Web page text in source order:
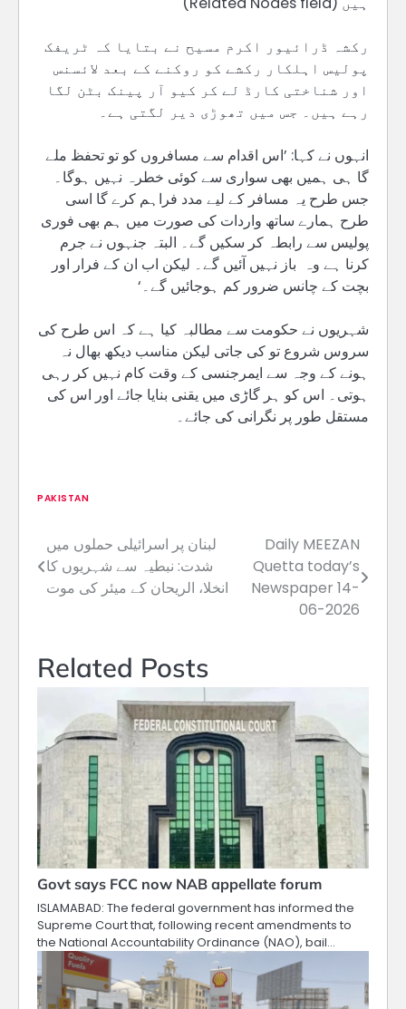
رکشہ ڈرائیور اکرم مسیح نے بتایا کہ ٹریفک
پولیس اہلکار رکشے کو روکنے کے بعد لائسنس
اور شناختی کارڈ لے کر کیو آر پینک بٹن لگا
رہے ہیں۔ جس میں تھوڑی دیر لگتی ہے۔
انہوں نے کہا: ’اس اقدام سے مسافروں کو تو تحفظ ملے
گا ہی ہمیں بھی سواری سے کوئی خطرہ نہیں ہوگا۔
جس طرح یہ مسافر کے لیے مدد فراہم کرے گا اسی
طرح ہمارے ساتھ واردات کی صورت میں ہم بھی فوری
پولیس سے رابطہ کر سکیں گے۔ البتہ جنہوں نے جرم
کرنا ہے وہ باز نہیں آئیں گے۔ لیکن اب ان کے فرار اور
بچت کے چانس ضرور کم ہوجائیں گے۔‘
شہریوں نے حکومت سے مطالبہ کیا ہے کہ اس طرح کی
سروس شروع تو کی جاتی لیکن مناسب دیکھ بھال نہ
ہونے کے وجہ سے ایمرجنسی کے وقت کام نہیں کر رہی
ہوتی۔ اس کو ہر گاڑی میں یقنی بنایا جائے اور اس کی
مستقل طور پر نگرانی کی جائے۔
PAKISTAN
Post
navigation
لبنان پر اسرائیلی حملوں میں
شدت: نبطیہ سے شہریوں کا
انخلا، الریحان کے میئر کی موت
Daily MEEZAN
Quetta today’s
Newspaper 14-
06-2026
Related Posts
Govt says FCC now NAB appellate forum
ISLAMABAD: The federal government has informed the
Supreme Court that, following recent amendments to
the National Accountability Ordinance (NAO), bail…